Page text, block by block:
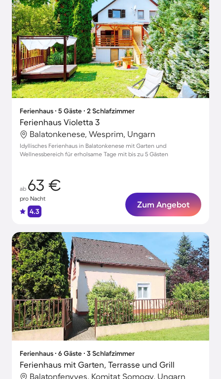
Ferienhaus ∙ 5 Gäste ∙ 2 Schlafzimmer
Ferienhaus Violetta 3
Balatonkenese, Wesprim, Ungarn
Idyllisches Ferienhaus in Balatonkenese mit Garten und
Wellnessbereich für erholsame Tage mit bis zu 5 Gästen
ab 63 €
pro Nacht
4.3
Zum Angebot
Ferienhaus ∙ 6 Gäste ∙ 3 Schlafzimmer
Ferienhaus mit Garten, Terrasse und Grill
Balatonfenyves, Komitat Somogy, Ungarn